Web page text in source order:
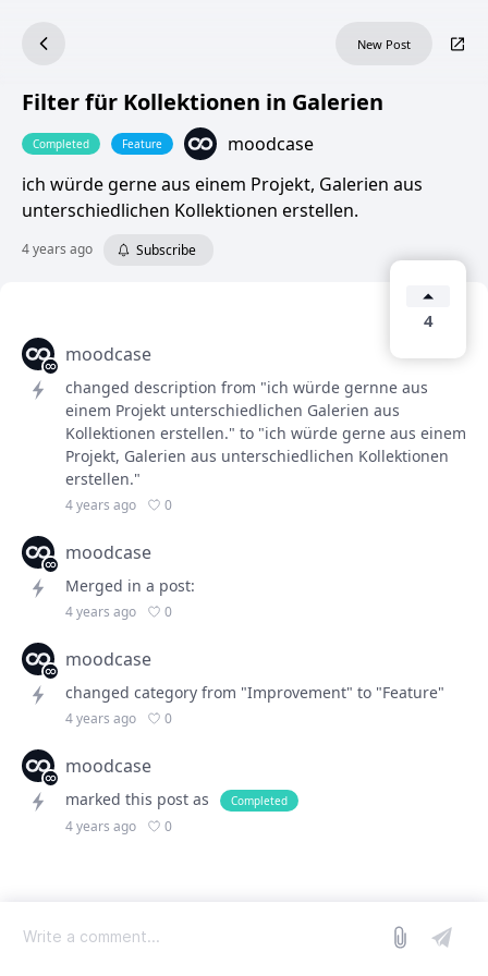
New Post
Filter für Kollektionen in Galerien
Completed Feature
moodcase
ich würde gerne aus einem Projekt, Galerien aus
unterschiedlichen Kollektionen erstellen.
4 years ago Subscribe
4
moodcase
changed description from "ich würde gernne aus
einem Projekt unterschiedlichen Galerien aus
Kollektionen erstellen." to "ich würde gerne aus einem
Projekt, Galerien aus unterschiedlichen Kollektionen
erstellen."
4 years ago 0
moodcase
Merged in a post:
4 years ago 0
moodcase
changed category from "Improvement" to "Feature"
4 years ago 0
moodcase
marked this post as Completed
4 years ago 0